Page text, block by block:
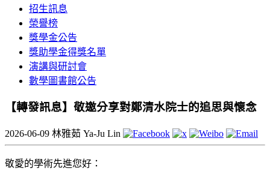
招生訊息
榮譽榜
獎學金公告
獎助學金得獎名單
演講與研討會
數學圖書館公告
【轉發訊息】敬邀分享對鄭清水院士的追思與懷念
2026-06-09 林雅茹 Ya-Ju Lin
敬愛的學術先進您好：